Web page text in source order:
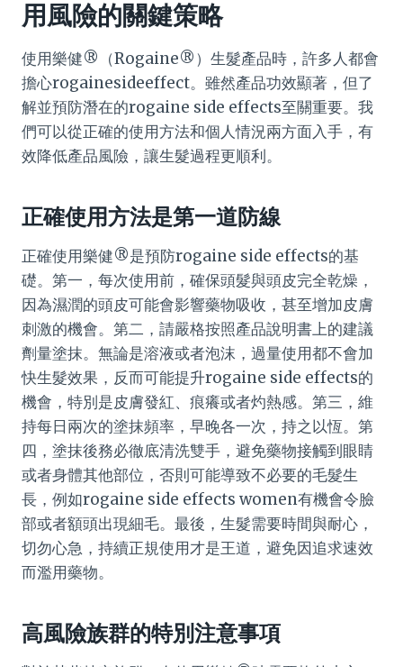
用風險的關鍵策略
使用樂健®（Rogaine®）生髮產品時，許多人都會
擔心rogainesideeffect。雖然產品功效顯著，但了
解並預防潛在的rogaine side effects至關重要。我
們可以從正確的使用方法和個人情況兩方面入手，有
效降低產品風險，讓生髮過程更順利。
正確使用方法是第一道防線
正確使用樂健®是預防rogaine side effects的基
礎。第一，每次使用前，確保頭髮與頭皮完全乾燥，
因為濕潤的頭皮可能會影響藥物吸收，甚至增加皮膚
刺激的機會。第二，請嚴格按照產品說明書上的建議
劑量塗抹。無論是溶液或者泡沫，過量使用都不會加
快生髮效果，反而可能提升rogaine side effects的
機會，特別是皮膚發紅、痕癢或者灼熱感。第三，維
持每日兩次的塗抹頻率，早晚各一次，持之以恆。第
四，塗抹後務必徹底清洗雙手，避免藥物接觸到眼睛
或者身體其他部位，否則可能導致不必要的毛髮生
長，例如rogaine side effects women有機會令臉
部或者額頭出現細毛。最後，生髮需要時間與耐心，
切勿心急，持續正規使用才是王道，避免因追求速效
而濫用藥物。
高風險族群的特別注意事項